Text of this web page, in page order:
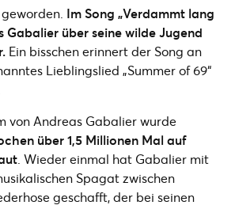
Im Song „Verdammt lang
Gabalier über seine wilde Jugend
Ein bisschen erinnert der Song an
Lieblingslied „Summer of 69“
von Andreas Gabalier wurde
über 1,5 Millionen Mal auf
. Wieder einmal hat Gabalier mit
Spagat zwischen
geschafft, der bei seinen